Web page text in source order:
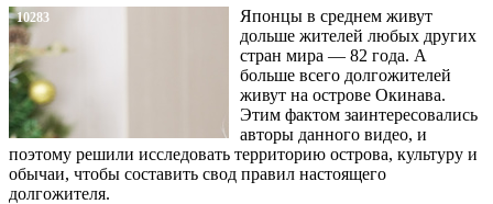
10283
Японцы в среднем живут
дольше жителей любых других
стран мира — 82 года. А
больше всего долгожителей
живут на острове Окинава.
Этим фактом заинтересовались
авторы данного видео, и
поэтому решили исследовать территорию острова, культуру и
обычаи, чтобы составить свод правил настоящего
долгожителя.